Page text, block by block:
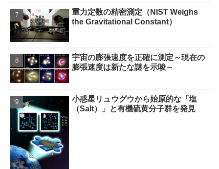
重力定数の精密測定（NIST Weighs
the Gravitational Constant）
宇宙の膨張速度を正確に測定～現在の
膨張速度は新たな謎を示唆～
小惑星リュウグウから始原的な「塩
（Salt）」と有機硫黄分子群を発見